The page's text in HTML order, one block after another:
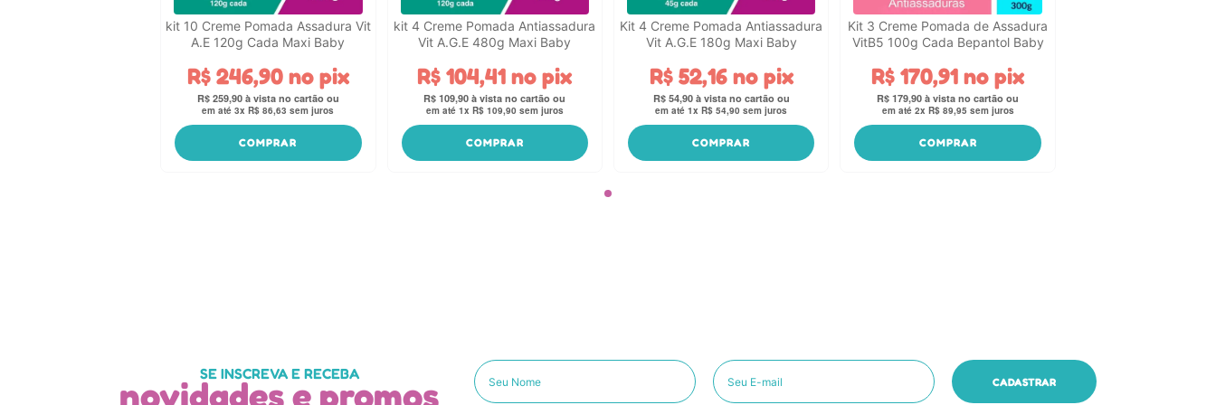
kit 10 Creme Pomada Assadura Vit
A.E 120g Cada Maxi Baby
R$ 246,90no pix
R$ 259,90
em até3xR$ 86,63 sem juros
COMPRAR
kit 4 Creme Pomada Antiassadura
Vit A.G.E 480g Maxi Baby
R$ 104,41 no pix
R$ 109,90
em até 1x R$ 109,90 sem juros
COMPRAR
Kit 4 Creme Pomada Antiassadura
Vit A.G.E 180g Maxi Baby
R$ 52,16no pix
R$ 54,90
em até1xR$ 54,90 sem juros
COMPRAR
Kit 3 Creme Pomada de Assadura
VitB5 100g Cada Bepantol Baby
R$ 170,91 no pix
R$ 179,90
em até 2x R$ 89,95 sem juros
COMPRAR
SE INSCREVA E RECEBA
novidades e promos